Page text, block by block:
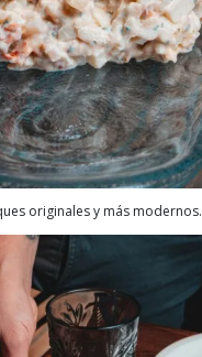
originales y más modernos.